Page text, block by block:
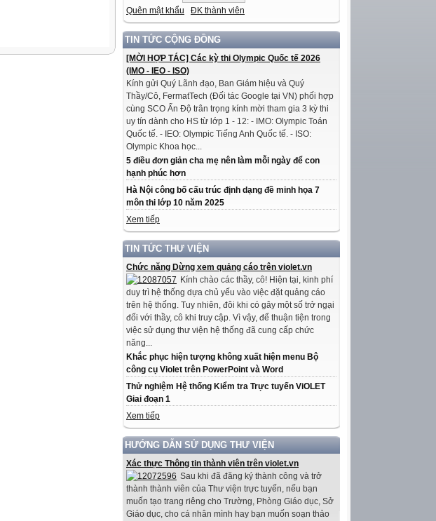
Quên mật khẩu ĐK thành viên
TIN TỨC CỘNG ĐỒNG
[MỜI HỢP TÁC] Các kỳ thi Olympic Quốc tế 2026
(IMO - IEO - ISO)
Kính gửi Quý Lãnh đạo, Ban Giám hiệu và Quý
Thầy/Cô, FermatTech (Đối tác Google tại VN) phối hợp
cùng SCO Ấn Độ trân trọng kính mời tham gia 3 kỳ thi
uy tín dành cho HS từ lớp 1 - 12: - IMO: Olympic Toán
Quốc tế. - IEO: Olympic Tiếng Anh Quốc tế. - ISO:
Olympic Khoa học...
5 điều đơn giản cha mẹ nên làm mỗi ngày để con
hạnh phúc hơn
Hà Nội công bố cấu trúc định dạng đề minh họa 7
môn thi lớp 10 năm 2025
Xem tiếp
TIN TỨC THƯ VIỆN
Chức năng Dừng xem quảng cáo trên violet.vn
Kính chào các thầy, cô! Hiện tại, kinh phí
duy trì hệ thống dựa chủ yếu vào việc đặt quảng cáo
trên hệ thống. Tuy nhiên, đôi khi có gây một số trở ngại
đối với thầy, cô khi truy cập. Vì vậy, để thuận tiện trong
việc sử dụng thư viện hệ thống đã cung cấp chức
năng...
Khắc phục hiện tượng không xuất hiện menu Bộ
công cụ Violet trên PowerPoint và Word
Thử nghiệm Hệ thống Kiểm tra Trực tuyến ViOLET
Giai đoạn 1
Xem tiếp
HƯỚNG DẪN SỬ DỤNG THƯ VIỆN
Xác thực Thông tin thành viên trên violet.vn
Sau khi đã đăng ký thành công và trở
thành thành viên của Thư viện trực tuyến, nếu bạn
muốn tạo trang riêng cho Trường, Phòng Giáo dục, Sở
Giáo dục, cho cá nhân mình hay bạn muốn soạn thảo